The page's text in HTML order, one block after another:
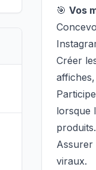
🎯Vos
Créer
lorsque
Assurer
viraux.